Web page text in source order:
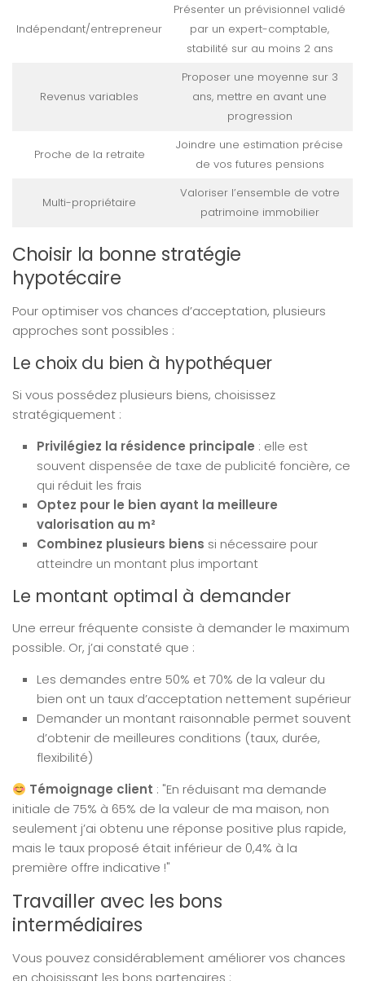
Indépendant/entrepreneur
Présenter un prévisionnel validé
par un expert-comptable,
stabilité sur au moins 2 ans
Revenus variables
Proposer une moyenne sur 3
ans, mettre en avant une
progression
Proche de la retraite
Joindre une estimation précise
de vos futures pensions
Multi-propriétaire
Valoriser l’ensemble de votre
patrimoine immobilier
Choisir la bonne stratégie
hypotécaire
Pour optimiser vos chances d’acceptation, plusieurs
approches sont possibles :
Le choix du bien à hypothéquer
Si vous possédez plusieurs biens, choisissez
stratégiquement :
Privilégiez la résidence principale : elle est
souvent dispensée de taxe de publicité foncière, ce
qui réduit les frais
Optez pour le bien ayant la meilleure
valorisation au m²
Combinez plusieurs biens si nécessaire pour
atteindre un montant plus important
Le montant optimal à demander
Une erreur fréquente consiste à demander le maximum
possible. Or, j’ai constaté que :
Les demandes entre 50% et 70% de la valeur du
bien ont un taux d’acceptation nettement supérieur
Demander un montant raisonnable permet souvent
d’obtenir de meilleures conditions (taux, durée,
flexibilité)
Témoignage client : "En réduisant ma demande
initiale de 75% à 65% de la valeur de ma maison, non
seulement j’ai obtenu une réponse positive plus rapide,
mais le taux proposé était inférieur de 0,4% à la
première offre indicative !"
Travailler avec les bons
intermédiaires
Vous pouvez considérablement améliorer vos chances
en choisissant les bons partenaires :